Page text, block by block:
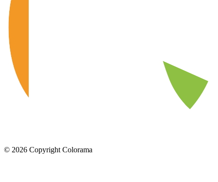
© 2026 Copyright Colorama